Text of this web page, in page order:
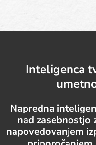
Inteligenca
Napredna
nad zasebnostjo
napovedovanjem